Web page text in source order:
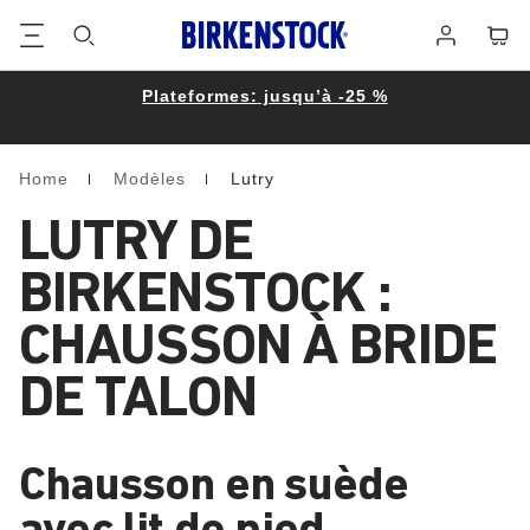
connecter
Plateformes: jusqu’à -25 %
Homepage
Home Modèles Lutry
LUTRY DE
BIRKENSTOCK :
CHAUSSON À BRIDE
DE TALON
Chausson en suède